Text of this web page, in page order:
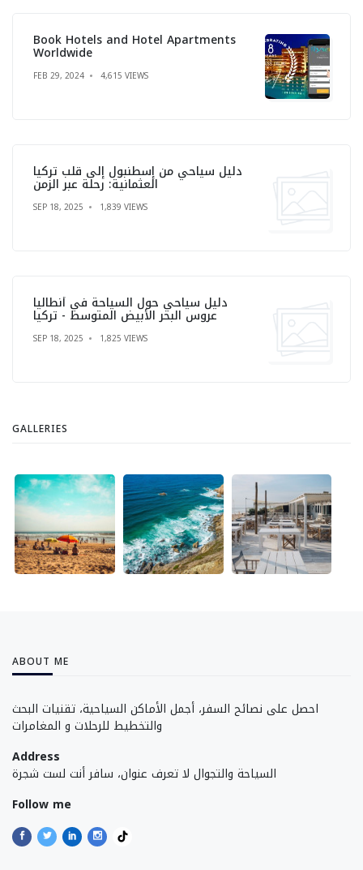
Book Hotels and Hotel Apartments
Worldwide
FEB 29, 2024 4,615 VIEWS
دليل سياحي من إسطنبول إلى قلب تركيا
العثمانية: رحلة عبر الزمن
SEP 18, 2025 1,839 VIEWS
دليل سياحي حول السياحة في أنطاليا
عروس البحر الأبيض المتوسط - تركيا
SEP 18, 2025 1,825 VIEWS
GALLERIES
ABOUT ME
احصل على نصائح السفر، أجمل الأماكن السياحية، تقنيات البحث
والتخطيط للرحلات و المغامرات
Address
السياحة والتجوال لا تعرف عنوان، سافر أنت لست شجرة
Follow me